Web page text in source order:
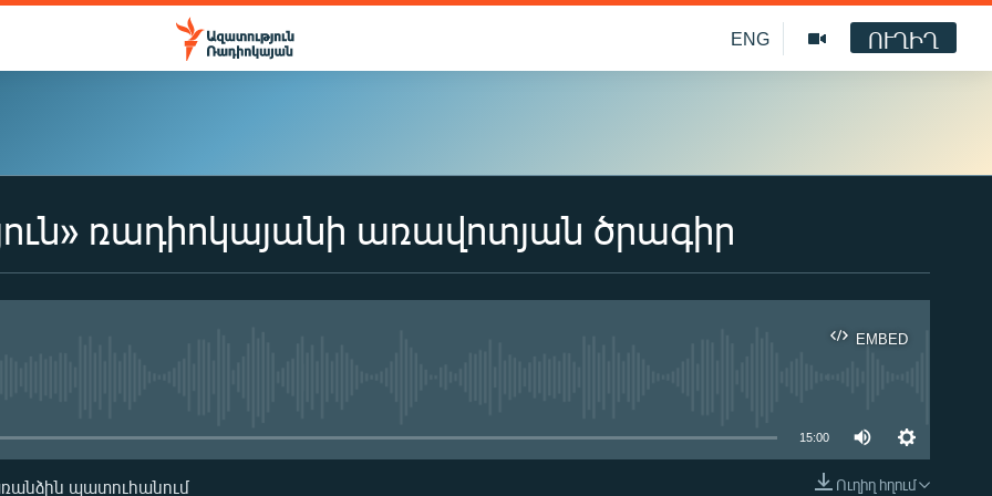
ENG ՈՒՂԻՂ
ռադիոկայանի առավոտյան ծրագիր
EMBED
15:00
Ուղիղ հղում
պատուհանում